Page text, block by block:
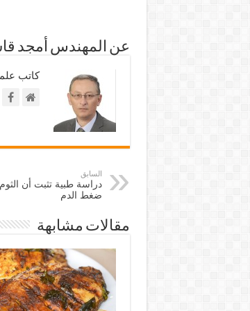
عن المهندس أمجد
كاتب
السابق
دراسة طبية تثبت أن
ضغط الدم
مقالات مشابهة